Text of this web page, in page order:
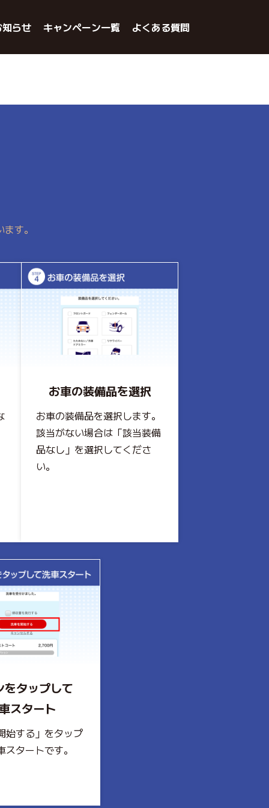
知らせ キャンペーン一覧 よくある質問
す。
お車の装備品を選択
お車の装備品を選択します。
該当がない場合は「該当装備
品なし」を選択してくださ
い。
をタップして
スタート
始する」をタップ
スタートです。